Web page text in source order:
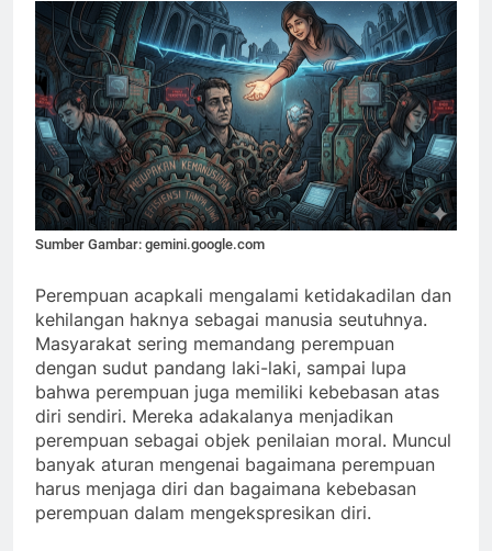
Sumber Gambar: gemini.google.com
Perempuan acapkali mengalami ketidakadilan dan
kehilangan haknya sebagai manusia seutuhnya.
Masyarakat sering memandang perempuan
dengan sudut pandang laki-laki, sampai lupa
bahwa perempuan juga memiliki kebebasan atas
diri sendiri. Mereka adakalanya menjadikan
perempuan sebagai objek penilaian moral. Muncul
banyak aturan mengenai bagaimana perempuan
harus menjaga diri dan bagaimana kebebasan
perempuan dalam mengekspresikan diri.